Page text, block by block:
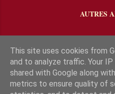
tu veux, où
frère Toi et tes
Comment est le
est ton moment
Qu’est la vie
AUTRES
This site uses cookies from
and to analyze traffic. Your
shared with Google along
metrics to ensure quality of